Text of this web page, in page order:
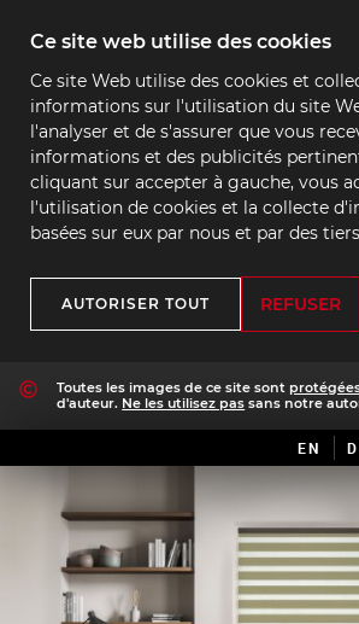
Ce site web utilise des cookies
Ce site Web utilise des cookies et
informations sur l'utilisation du site
l'analyser et de s'assurer que vous
informations et des publicités
cliquant sur accepter à gauche, vous
l'utilisation de cookies et la collecte
basées sur eux par nous et par des
AUTORISER TOUT REFUSER
Toutes les images de ce site sont
d'auteur. Ne les utilisez pas sans notre
EN